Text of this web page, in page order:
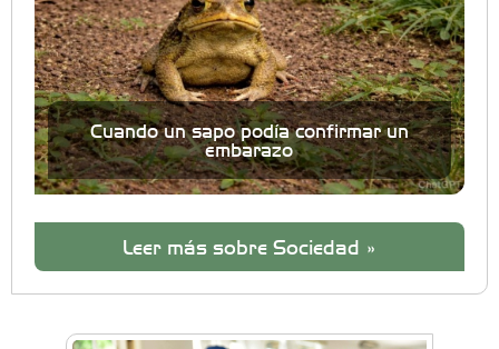
Cuando un sapo podía confirmar un
embarazo
Leer más sobre Sociedad »